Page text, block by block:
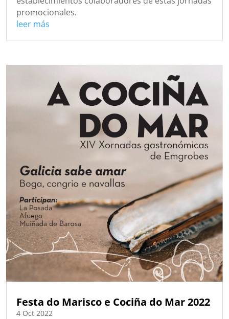
promocionales.
leer más
Festa do Marisco e Cociña do Mar 2022
4 Oct 2022